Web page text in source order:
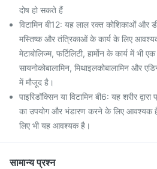
दोष हो सकते हैं
विटामिन बी12: यह लाल रक्त कोशिकाओं और
मस्तिष्क और तंत्रिकाओं के कार्य के लिए
मेटाबोलिज्म, फर्टिलिटी, हार्मोन के कार्य में भी
सायनोकोबालामिन, मिथाइलकोबालामिन और
में मौजूद है।
पाइरिडॉक्सिन या विटामिन बी6: यह शरीर
का उपयोग और भंडारण करने के लिए आवश्यक
लिए भी यह आवश्यक है।
सामान्य प्रश्न